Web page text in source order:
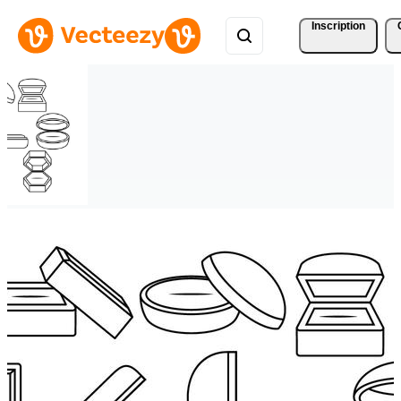
Inscription